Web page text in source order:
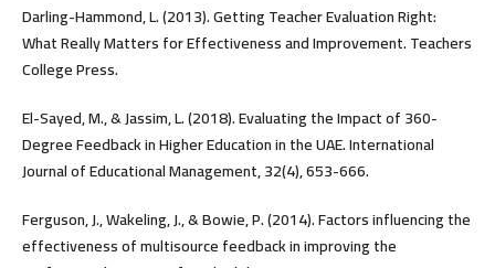
Darling-Hammond, L. (2013). Getting Teacher Evaluation Right:
What Really Matters for Effectiveness and Improvement. Teachers
College Press.
El-Sayed, M., & Jassim, L. (2018). Evaluating the Impact of 360-
Degree Feedback in Higher Education in the UAE. International
Journal of Educational Management, 32(4), 653-666.
Ferguson, J., Wakeling, J., & Bowie, P. (2014). Factors influencing the
effectiveness of multisource feedback in improving the